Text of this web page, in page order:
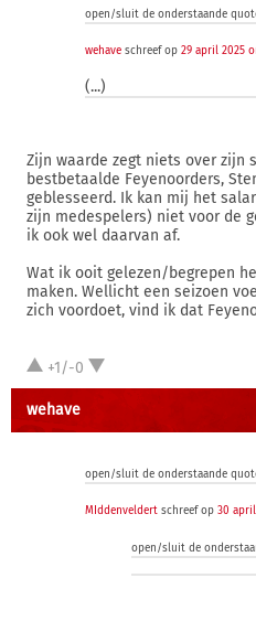
open/sluit de onderstaande
wehaveschreef op 29 april 2025
(...)
Zijn waarde zegt niets over zijn
bestbetaalde Feyenoorders,
geblesseerd. Ik kan mij het
zijn medespelers) niet voor de
ik ook wel daarvan af.
Wat ik ooit gelezen/begrepen
maken. Wellicht een seizoen
zich voordoet, vind ik dat
+1/-0
wehave
open/sluit de onderstaande
MIddenveldertschreef op 30 april
open/sluit de